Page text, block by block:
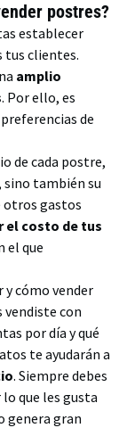
postres?
establecer
tus clientes.
amplio
. Por ello, es
de
de cada postre,
sino también su
otros gastos
el costo de tus
el que
y cómo vender
vendiste con
por día y qué
te ayudarán a
. Siempre debes
que les gusta
genera gran